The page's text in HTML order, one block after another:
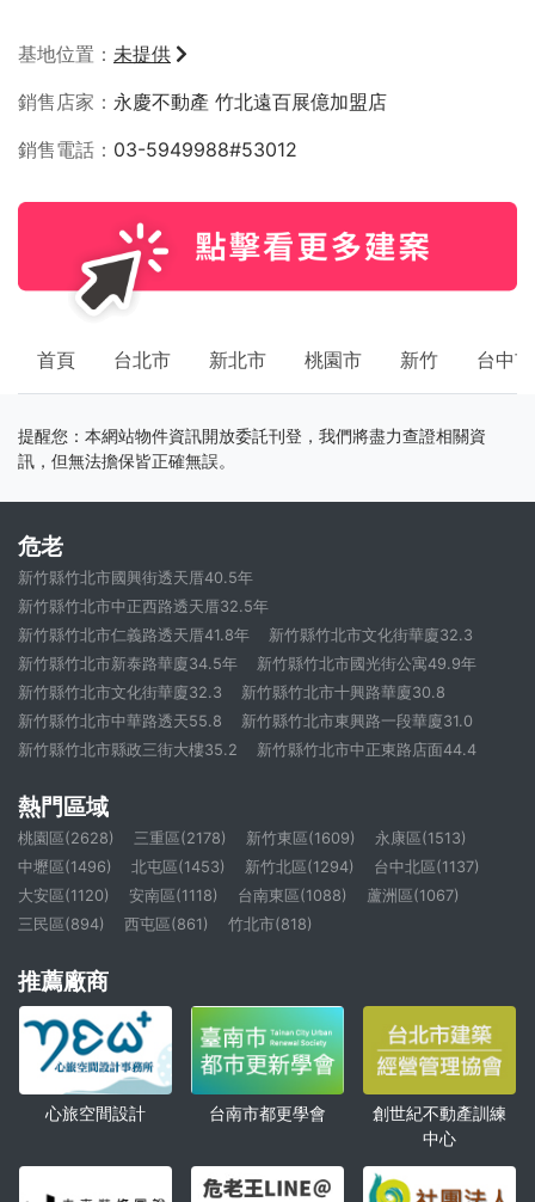
基地位置
未提供
銷售店家
永慶不動產 竹北遠百展億加盟店
銷售電話
03-5949988#53012
首頁 台北市 新北市 桃園市 新竹 台中市
提醒您：本網站物件資訊開放委託刊登，我們將盡力查證相關資
訊，但無法擔保皆正確無誤。
危老
新竹縣竹北市國興街透天厝40.5年
新竹縣竹北市中正西路透天厝32.5年
新竹縣竹北市仁義路透天厝41.8年
新竹縣竹北市文化街華廈32.3
新竹縣竹北市新泰路華廈34.5年
新竹縣竹北市國光街公寓49.9年
新竹縣竹北市文化街華廈32.3
新竹縣竹北市十興路華廈30.8
新竹縣竹北市中華路透天55.8
新竹縣竹北市東興路一段華廈31.0
新竹縣竹北市縣政三街大樓35.2
新竹縣竹北市中正東路店面44.4
熱門區域
桃園區(2628) 三重區(2178) 新竹東區(1609)
永康區(1513)
中壢區(1496)
北屯區(1453) 新竹北區(1294)
台中北區(1137)
大安區(1120)
安南區(1118) 台南東區(1088)
蘆洲區(1067)
三民區(894)
西屯區(861) 竹北市(818)
推薦廠商
心旅空間設計 台南市都更學會
創世紀不動產訓練
中心